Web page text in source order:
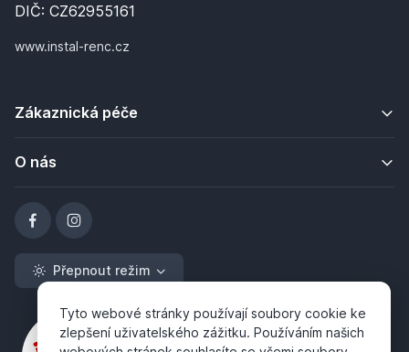
DIČ: CZ62955161
www.instal-renc.cz
Zákaznická péče
O nás
Přepnout režim
Tyto webové stránky používají soubory cookie ke
zlepšení uživatelského zážitku. Používáním našich